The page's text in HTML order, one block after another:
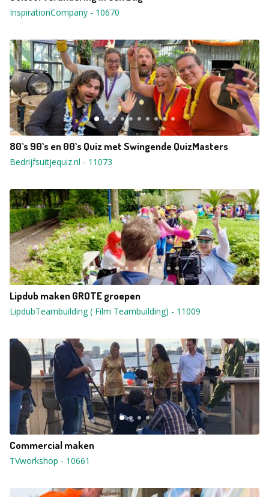
InspirationCompany - 10670
80`s 90`s en 00`s Quiz met Swingende QuizMasters
Bedrijfsuitjequiz.nl - 11073
Lipdub maken GROTE groepen
LipdubTeambuilding ( Film Teambuilding) - 11009
Commercial maken
TVworkshop - 10661